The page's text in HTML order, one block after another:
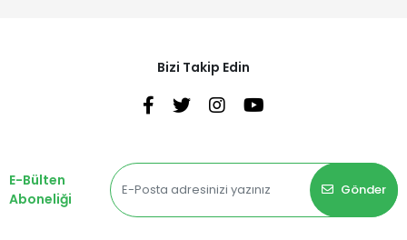
Bizi Takip Edin
E-Bülten
Aboneliği
Gönder